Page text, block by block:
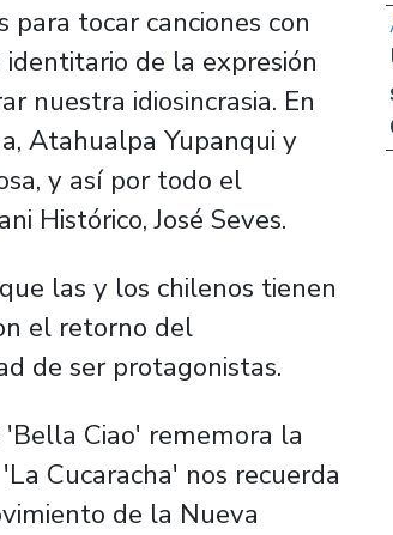
para tocar canciones con
de la expresión
nuestra idiosincrasia. En
Atahualpa Yupanqui y
y así por todo el
Histórico, José Seves.
las y los chilenos tienen
el retorno del
de ser protagonistas.
Ciao' rememora la
Cucaracha' nos recuerda
de la Nueva